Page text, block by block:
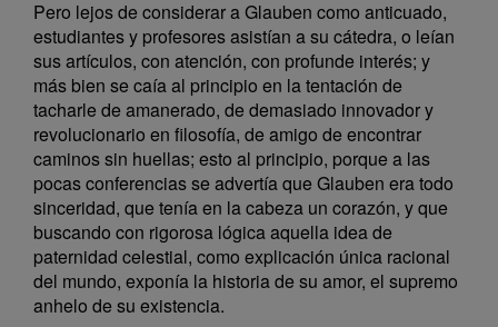
Pero lejos de considerar a Glauben como anticuado,
estudiantes y profesores asistían a su cátedra, o leían
sus artículos, con atención, con profunde interés; y
más bien se caía al principio en la tentación de
tacharle de amanerado, de demasiado innovador y
revolucionario en filosofía, de amigo de encontrar
caminos sin huellas; esto al principio, porque a las
pocas conferencias se advertía que Glauben era todo
sinceridad, que tenía en la cabeza un corazón, y que
buscando con rigorosa lógica aquella idea de
paternidad celestial, como explicación única racional
del mundo, exponía la historia de su amor, el supremo
anhelo de su existencia.